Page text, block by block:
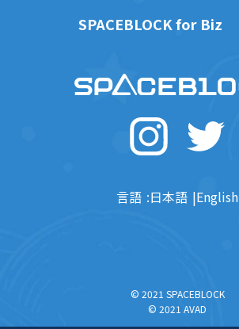
SPACEBLOCK for Biz
言語 日本語 English
© 2021 SPACEBLOCK
© 2021 AVAD